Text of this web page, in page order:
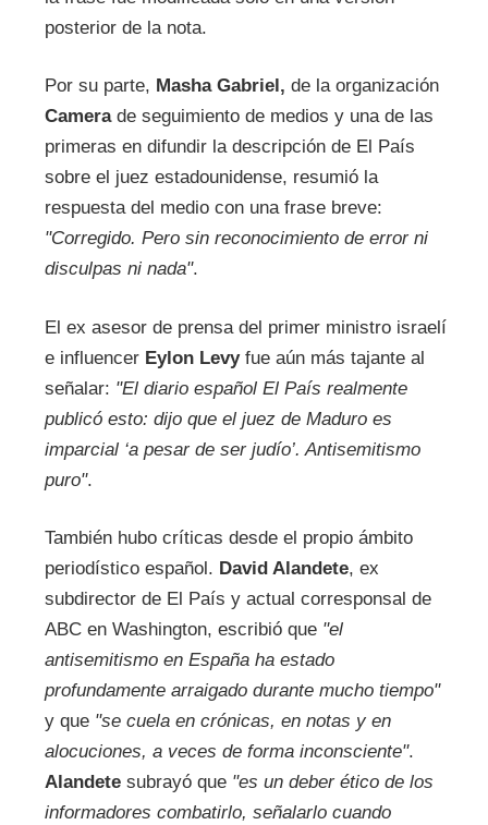
posterior de la nota.
Por su parte, Masha Gabriel, de la organización
Camerade seguimiento de medios y una de las
primeras en difundir la descripción de El País
sobre el juez estadounidense, resumió la
respuesta del medio con una frase breve:
"Corregido. Pero sin reconocimiento de error ni
disculpas ni nada".
El ex asesor de prensa del primer ministro israelí
e influencer Eylon Levyfue aún más tajante al
señalar: "El diario español El País realmente
publicó esto: dijo que el juez de Maduro es
imparcial ‘a pesar de ser judío’. Antisemitismo
puro".
También hubo críticas desde el propio ámbito
periodístico español. David Alandete, ex
subdirector de El País y actual corresponsal de
ABC en Washington, escribió que "el
antisemitismo en España ha estado
profundamente arraigado durante mucho tiempo"
y que "se cuela en crónicas, en notas y en
alocuciones, a veces de forma inconsciente".
Alandete subrayó que "es un deber ético de los
informadores combatirlo, señalarlo cuando